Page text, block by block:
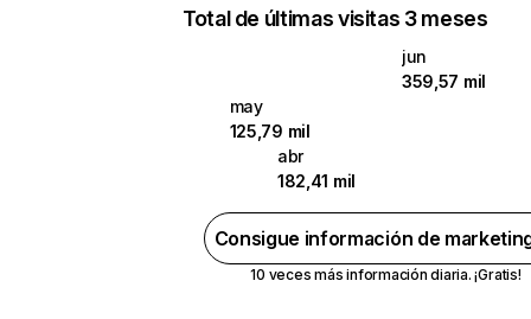
Total de últimas visitas 3 meses
jun
359,57 mil
may
125,79 mil
abr
182,41 mil
Consigue información de
10 veces más información diaria. ¡Gratis!